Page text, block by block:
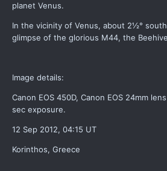
planet Venus.
In the vicinity of Venus, about 2½°
glimpse of the glorious M44, the
Image details:
Canon EOS 450D, Canon EOS 24mm
sec exposure.
12 Sep 2012, 04:15 UT
Korinthos, Greece